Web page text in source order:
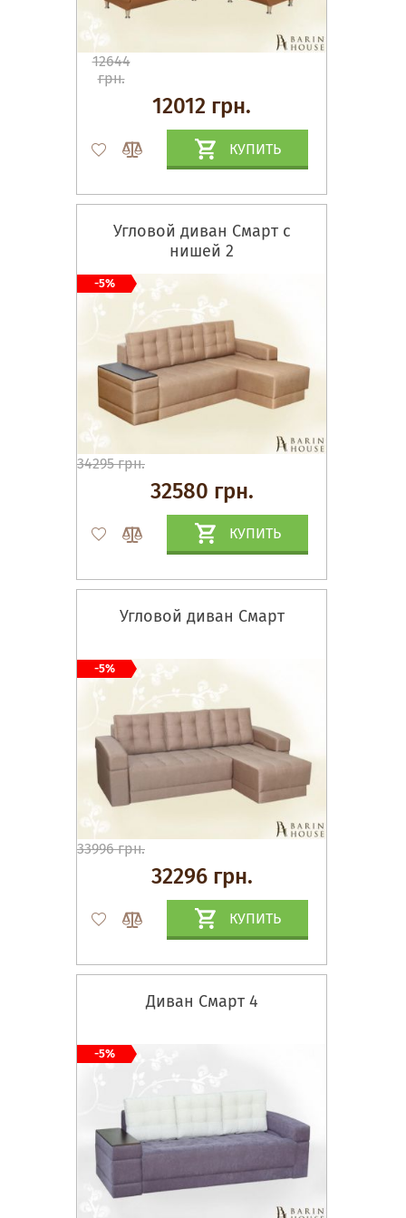
12644
грн.
12012 грн.
КУПИТЬ
Угловой диван Смарт с
нишей 2
34295 грн.
32580 грн.
КУПИТЬ
-5%
Угловой диван Смарт
33996 грн.
32296 грн.
КУПИТЬ
-5%
Диван Смарт 4
-5%